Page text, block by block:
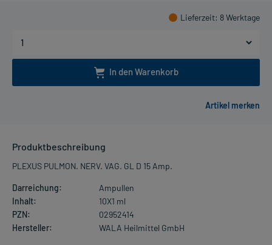
Lieferzeit: 8 Werktage
In den Warenkorb
Produktbeschreibung
PLEXUS PULMON. NERV. VAG. GL D 15 Amp.
Darreichung:
Ampullen
Inhalt:
10X1 ml
PZN:
02952414
Hersteller:
WALA Heilmittel GmbH